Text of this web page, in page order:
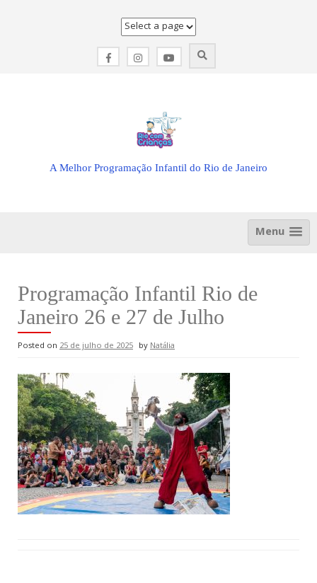
A Melhor Programação Infantil do Rio de Janeiro
Menu
Programação Infantil Rio de
Janeiro 26 e 27 de Julho
Posted on 25 de julho de 2025 byNatália